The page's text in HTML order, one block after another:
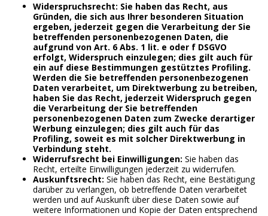
Widerspruchsrecht: Sie haben das Recht, aus
Gründen, die sich aus Ihrer besonderen Situation
ergeben, jederzeit gegen die Verarbeitung der Sie
betreffenden personenbezogenen Daten, die
aufgrund von Art. 6 Abs. 1 lit. e oder f DSGVO
erfolgt, Widerspruch einzulegen; dies gilt auch für
ein auf diese Bestimmungen gestütztes Profiling.
Werden die Sie betreffenden personenbezogenen
Daten verarbeitet, um Direktwerbung zu betreiben,
haben Sie das Recht, jederzeit Widerspruch gegen
die Verarbeitung der Sie betreffenden
personenbezogenen Daten zum Zwecke derartiger
Werbung einzulegen; dies gilt auch für das
Profiling, soweit es mit solcher Direktwerbung in
Verbindung steht.
Widerrufsrecht bei Einwilligungen: Sie haben das
Recht, erteilte Einwilligungen jederzeit zu widerrufen.
Auskunftsrecht: Sie haben das Recht, eine Bestätigung
darüber zu verlangen, ob betreffende Daten verarbeitet
werden und auf Auskunft über diese Daten sowie auf
weitere Informationen und Kopie der Daten entsprechend